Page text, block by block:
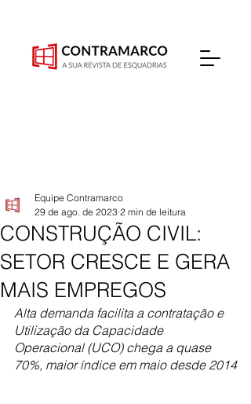
CONSTRUÇÃO CIVIL:
SETOR CRESCE E GERA
MAIS EMPREGOS
Equipe Contramarco
29 de ago. de 2023 2 min de leitura
Alta demanda facilita a contratação e
Utilização da Capacidade
Operacional (UCO) chega a quase
70%, maior índice em maio desde 2014